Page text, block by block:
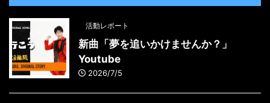
活動レポート
新曲「夢を追いかけませんか？」
Youtube
2026/7/5